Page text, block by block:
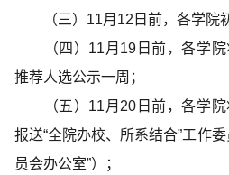
（三） 11月 12 日前，各学院
（四） 11 月 19 日前，各学
推荐人选公示一周；
（五） 11 月 20 日前，各学
报送“全院办校、所系结合”工作
员会办公室”）；